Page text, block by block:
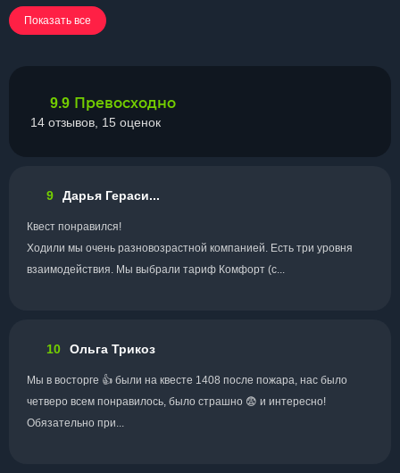
Показать все
9.9 Превосходно
14 отзывов, 15 оценок
9 Дарья Гераси...
Квест понравился!
Ходили мы очень разновозрастной компанией. Есть три уровня
взаимодействия. Мы выбрали тариф Комфорт (с...
10 Ольга Трикоз
Мы в восторге 👍 были на квесте 1408 после пожара, нас было
четверо всем понравилось, было страшно 😨 и интересно!
Обязательно при...